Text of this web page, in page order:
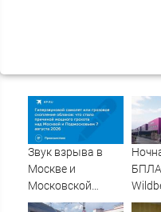
Звук взрыва в
Москве и
Московской
области 7 августа
БПЛА